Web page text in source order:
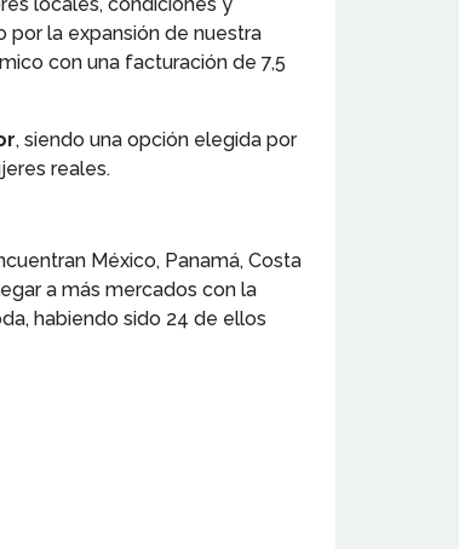
por la expansión de nuestra
con una facturación de 7,5
, siendo una opción elegida por
reales.
México, Panamá, Costa
a más mercados con la
habiendo sido 24 de ellos